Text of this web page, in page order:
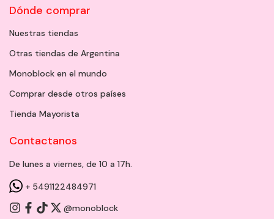
Dónde comprar
Nuestras tiendas
Otras tiendas de Argentina
Monoblock en el mundo
Comprar desde otros países
Tienda Mayorista
Contactanos
De lunes a viernes, de 10 a 17h.
+ 5491122484971
@monoblock